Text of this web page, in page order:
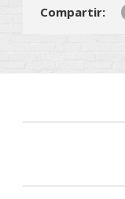
Compartir: